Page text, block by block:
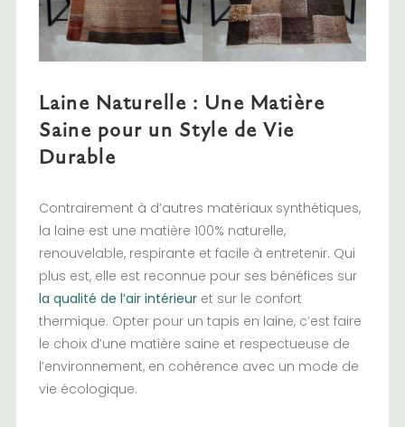
Laine Naturelle : Une Matière
Saine pour un Style de Vie
Durable
Contrairement à d’autres matériaux synthétiques,
la laine est une matière 100% naturelle,
renouvelable, respirante et facile à entretenir. Qui
plus est, elle est reconnue pour ses bénéfices sur
la qualité de l’air intérieur et sur le confort
thermique. Opter pour un tapis en laine, c’est faire
le choix d’une matière saine et respectueuse de
l’environnement, en cohérence avec un mode de
vie écologique.